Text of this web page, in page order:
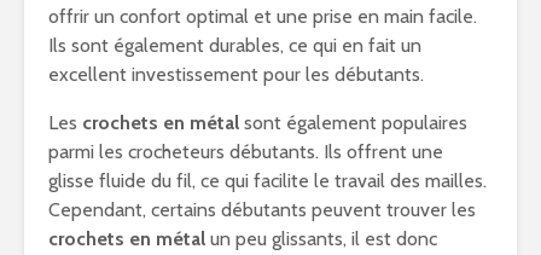
offrir un confort optimal et une prise en main facile.
Ils sont également durables, ce qui en fait un
excellent investissement pour les débutants.
Les crochets en métal sont également populaires
parmi les crocheteurs débutants. Ils offrent une
glisse fluide du fil, ce qui facilite le travail des mailles.
Cependant, certains débutants peuvent trouver les
crochets en métal un peu glissants, il est donc